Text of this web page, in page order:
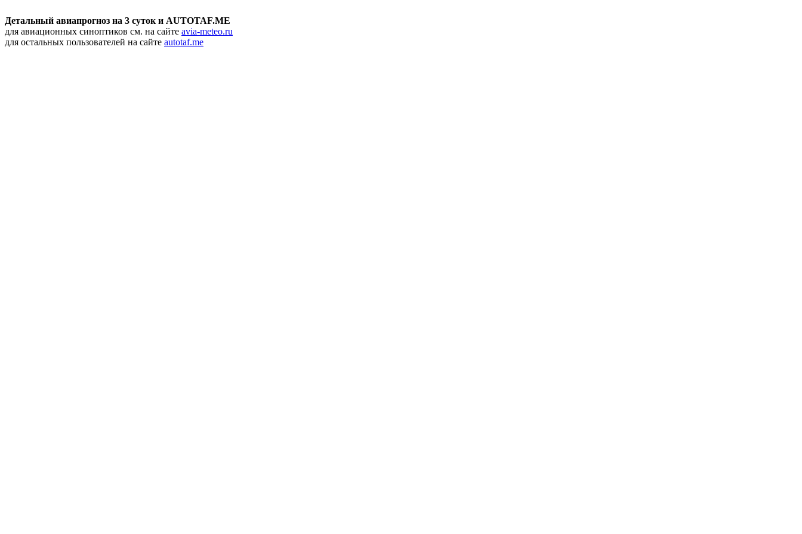
Детальный авиапрогноз на 3 суток и AUTOTAF.ME
для авиационных синоптиков см. на сайте avia-meteo.ru
для остальных пользователей на сайте autotaf.me